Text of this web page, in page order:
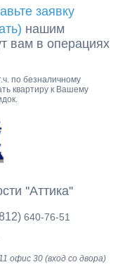
заявку
нашим
вам в операциях
по безналичному
квартиру к Вашему
''Аттика''
640-76-51
офис 30 (вход со двора)